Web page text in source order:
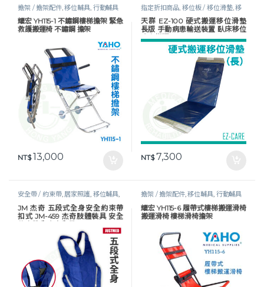
擔架 / 擔架配件,移位輔具, 行動輔具
耀宏 YH115-1 不鏽鋼樓梯擔架 緊急
救護搬運椅 不鏽鋼 擔架
NT$13,000
指定折扣商品, 移位板 / 移位滑墊,移
位輔具,行動輔具
天群 EZ-100 硬式搬運移位滑墊
長版 手動病患輸送裝置 臥床移位
病人搬運
NT$7,300
安全帶 / 約束帶, 居家照護, 移位輔具,
行動輔具
JM 杰奇 五段式全身安全約束帶
扣式 JM-459 杰奇肢體裝具 安全
擔架 / 擔架配件,移位輔具, 行動輔具
耀宏 YH115-6 履帶式樓梯搬運滑椅
搬運滑椅 樓梯滑椅擔架